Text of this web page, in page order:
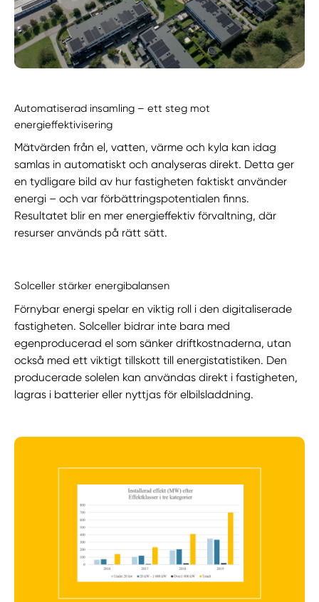
Automatiserad insamling – ett steg mot
energieffektivisering
Mätvärden från el, vatten, värme och kyla kan idag
samlas in automatiskt och analyseras direkt. Detta ger
en tydligare bild av hur fastigheten faktiskt använder
energi – och var förbättringspotentialen finns.
Resultatet blir en mer energieffektiv förvaltning, där
resurser används på rätt sätt.
Solceller stärker energibalansen
Förnybar energi spelar en viktig roll i den digitaliserade
fastigheten. Solceller bidrar inte bara med
egenproducerad el som sänker driftkostnaderna, utan
också med ett viktigt tillskott till energistatistiken. Den
producerade solelen kan användas direkt i fastigheten,
lagras i batterier eller nyttjas för elbilsladdning.